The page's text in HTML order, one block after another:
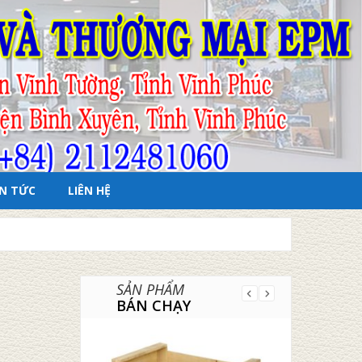
TỨC LIÊN HỆ
SẢN PHẨM
BÁN CHẠY